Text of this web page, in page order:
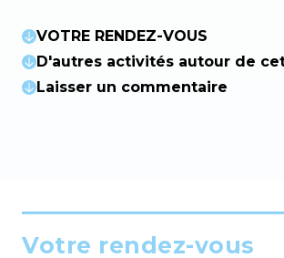
VOTRE RENDEZ-VOUS
D'autres activités autour de
Laisser un commentaire
Votre rendez-vous